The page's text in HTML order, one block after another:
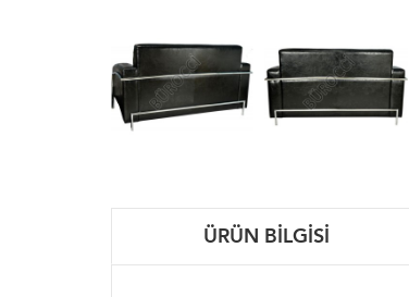
ÜRÜN BILGISI